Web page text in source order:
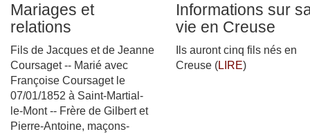
Mariages et
relations
Fils de Jacques et de Jeanne
Coursaget -- Marié avec
Françoise Coursaget le
07/01/1852 à Saint-Martial-
le-Mont -- Frère de Gilbert et
Pierre-Antoine, maçons-
Informations sur
vie en Creuse
Ils auront cinq fils nés en
Creuse (LIRE)